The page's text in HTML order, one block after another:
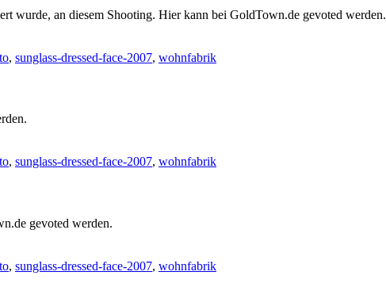
wurde, an diesem Shooting. Hier kann bei GoldTown.de gevoted werden.
, sunglass-dressed-face-2007, wohnfabrik
, sunglass-dressed-face-2007, wohnfabrik
gevoted werden.
, sunglass-dressed-face-2007, wohnfabrik